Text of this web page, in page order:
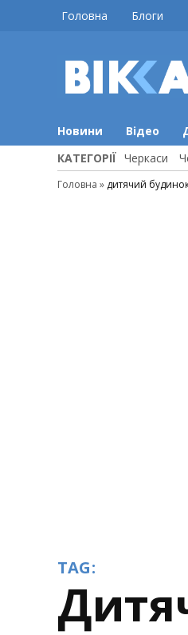
Головна Блоги
Новини Відео
КАТЕГОРІЇ Черкаси
Головна » дитячий
TAG: